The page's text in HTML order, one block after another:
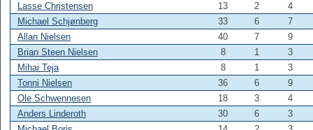
Lasse Christensen
13 2
4
Michael Schjønberg
33 6
7
Allan Nielsen
40 7
9
Brian Steen Nielsen
8 1
3
Mihai Teja
8 1
3
Tonni Nielsen
36 6
9
Ole Schwennesen
18 3
4
Anders Linderoth
30 6
3